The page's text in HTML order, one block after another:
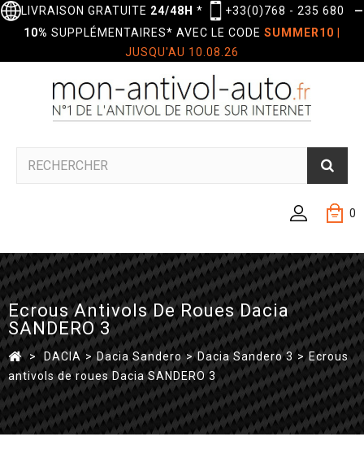
LIVRAISON GRATUITE 24/48H * +33(0)768 - 235 680
—
10% SUPPLÉMENTAIRES* AVEC LE CODE SUMMER10
JUSQU'AU 10.08.26
0
Ecrous Antivols De Roues Dacia
SANDERO 3
> DACIA > Dacia Sandero > Dacia Sandero 3 > Ecrous
antivols de roues Dacia SANDERO 3